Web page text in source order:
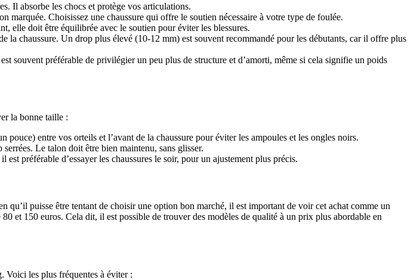
Il absorbe les chocs et protège vos articulations.
Choisissez une chaussure qui offre le soutien nécessaire à votre type de foulée.
elle doit être équilibrée avec le soutien pour éviter les blessures.
la chaussure. Un drop plus élevé (10-12 mm) est souvent recommandé pour les débutants, car il offre plus
souvent préférable de privilégier un peu plus de structure et d’amorti, même si cela signifie un poids
la bonne taille :
pouce) entre vos orteils et l’avant de la chaussure pour éviter les ampoules et les ongles noirs.
Le talon doit être bien maintenu, sans glisser.
préférable d’essayer les chaussures le soir, pour un ajustement plus précis.
puisse être tentant de choisir une option bon marché, il est important de voir cet achat comme un
et 150 euros. Cela dit, il est possible de trouver des modèles de qualité à un prix plus abordable en
Voici les plus fréquentes à éviter :